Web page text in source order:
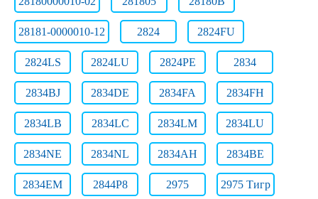
28181-0000010-12 2824 2824FU
2824LS 2824LU 2824РЕ 2834
2834BJ 2834DE 2834FA 2834FH
2834LB 2834LC 2834LM 2834LU
2834NE 2834NL 2834АН 2834ВЕ
2834ЕМ 2844Р8 2975 2975 Тигр